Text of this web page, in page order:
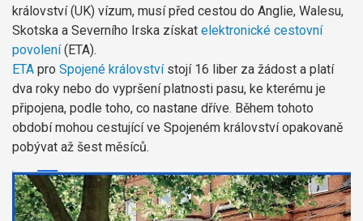
království (UK) vízum, musí před cestou do Anglie, Walesu,
Skotska a Severního Irska získat elektronické cestovní
povolení(ETA).
ETA pro Spojené královstvístojí 16 liber za žádost a platí
dva roky nebo do vypršení platnosti pasu, ke kterému je
připojena, podle toho, co nastane dříve. Během tohoto
období mohou cestující ve Spojeném království opakovaně
pobývat až šest měsíců.